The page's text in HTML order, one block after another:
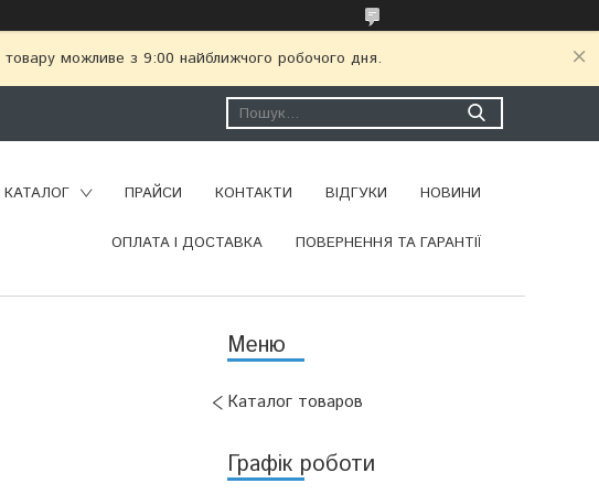
товару можливе з 9:00 найближчого робочого дня.
КАТАЛОГ ПРАЙСИ КОНТАКТИ ВІДГУКИ НОВИНИ
ОПЛАТА І ДОСТАВКА ПОВЕРНЕННЯ ТА ГАРАНТІЇ
Каталог товаров
Графік роботи